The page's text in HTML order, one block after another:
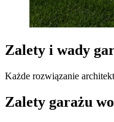
Zalety i wady
Każde rozwiązanie
Zalety garażu